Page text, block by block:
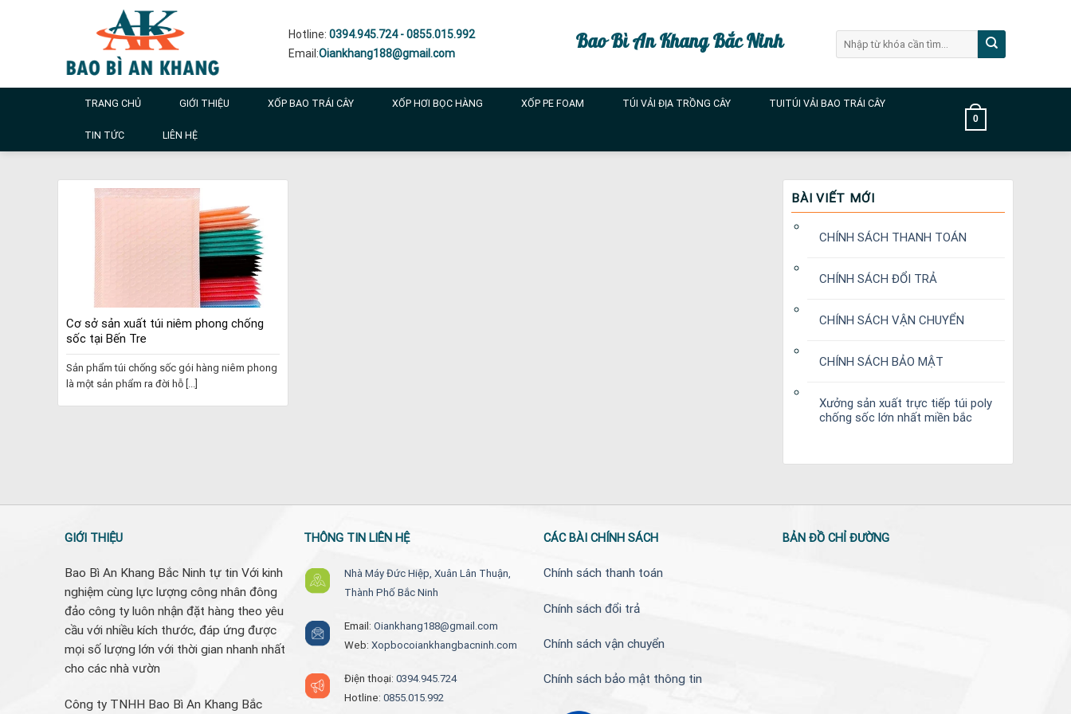
Hotline: 0394.945.724 - 0855.015.992
Email:Oiankhang188@gmail.com Bao Bì An Khang Bắc Ninh
kiếm:
TRANG CHỦ GIỚI THIỆU XỐP BAO TRÁI CÂY XỐP HƠI BỌC HÀNG XỐP PE FOAM TÚI VẢI ĐỊA TRỒNG CÂY TUITÚI VẢI BAO TRÁI CÂY
TIN TỨC LIÊN HỆ
0
Cơ sở sản xuất túi niêm phong chống
sốc tại Bến Tre
Sản phẩm túi chống sốc gói hàng niêm phong
là một sản phẩm ra đời hỗ [...]
BÀI VIẾT MỚI
CHÍNH SÁCH THANH TOÁN
CHÍNH SÁCH ĐỔI TRẢ
CHÍNH SÁCH VẬN CHUYỂN
CHÍNH SÁCH BẢO MẬT
Xưởng sản xuất trực tiếp túi poly
chống sốc lớn nhất miền bắc
GIỚI THIỆU
Bao Bì An Khang Bắc Ninh tự tin Với kinh
nghiệm cùng lực lượng công nhân đông
đảo công ty luôn nhận đặt hàng theo yêu
cầu với nhiều kích thước, đáp ứng được
mọi số lượng lớn với thời gian nhanh nhất
cho các nhà vườn
Công ty TNHH Bao Bì An Khang Bắc
THÔNG TIN LIÊN HỆ
Nhà Máy Đức Hiệp, Xuân Lân Thuận,
Thành Phố Bắc Ninh
Email: Oiankhang188@gmail.com
Web: Xopbocoiankhangbacninh.com
Điện thoại: 0394.945.724
Hotline: 0855.015.992
CÁC BÀI CHÍNH SÁCH
Chính sách thanh toán
Chính sách đổi trả
Chính sách vận chuyển
Chính sách bảo mật thông tin
BẢN ĐỒ CHỈ ĐƯỜNG